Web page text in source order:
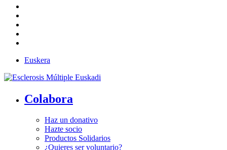
Euskera
Colabora
Haz un donativo
Hazte socio
Productos Solidarios
¿Quieres ser voluntario?